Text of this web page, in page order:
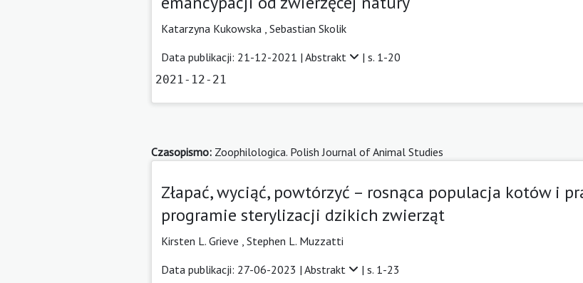
Katarzyna Kukowska Sebastian Skolik
Data publikacji: 21-12-2021 | Abstrakt | s. 1-20
2021-12-21
Czasopismo: Zoophilologica. Polish Journal of Animal Studies
Złapać, wyciąć, powtórzyć – rosnąca populacja kotów i
programie sterylizacji dzikich zwierząt
Kirsten L. Grieve , Stephen L. Muzzatti
Data publikacji: 27-06-2023 | Abstrakt | s. 1-23